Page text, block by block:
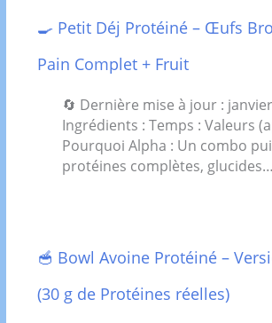
🍳 Petit Déj Protéiné – Œufs
Pain Complet + Fruit
🔄 Dernière mise à jour :
Ingrédients : Temps : Valeurs
Pourquoi Alpha : Un combo
protéines complètes, glucides…
🥣 Bowl Avoine Protéiné –
(30 g de Protéines réelles)